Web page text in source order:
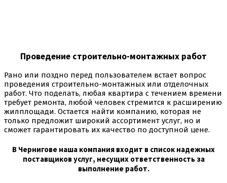
Проведение строительно-монтажных работ
Рано или поздно перед пользователем встает вопрос
проведения строительно-монтажных или отделочных
работ. Что поделать, любая квартира с течением времени
требует ремонта, любой человек стремится к расширению
жилплощади. Остается найти компанию, которая не
только предложит широкий ассортимент услуг, но и
сможет гарантировать их качество по доступной цене.
В Чернигове наша компания входит в список надежных
поставщиков услуг, несущих ответственность за
выполнение работ.